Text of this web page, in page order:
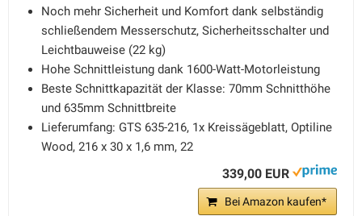
Noch mehr Sicherheit und Komfort dank selbständig
schließendem Messerschutz, Sicherheitsschalter und
Leichtbauweise (22 kg)
Hohe Schnittleistung dank 1600-Watt-Motorleistung
Beste Schnittkapazität der Klasse: 70mm Schnitthöhe
und 635mm Schnittbreite
Lieferumfang: GTS 635-216, 1x Kreissägeblatt, Optiline
Wood, 216 x 30 x 1,6 mm, 22
339,00 EUR
Bei Amazon kaufen*